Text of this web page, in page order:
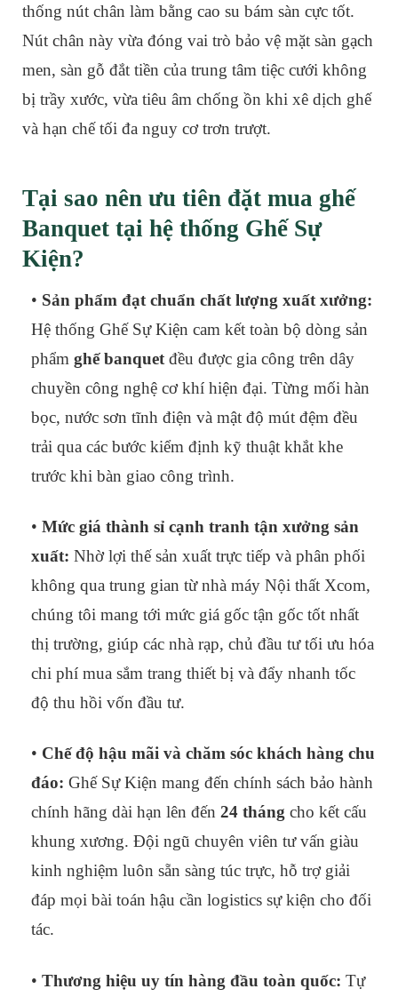
thống nút chân làm bằng cao su bám sàn cực tốt.
Nút chân này vừa đóng vai trò bảo vệ mặt sàn gạch
men, sàn gỗ đắt tiền của trung tâm tiệc cưới không
bị trầy xước, vừa tiêu âm chống ồn khi xê dịch ghế
và hạn chế tối đa nguy cơ trơn trượt.
Tại sao nên ưu tiên đặt mua ghế
Banquet tại hệ thống Ghế Sự
Kiện?
• Sản phẩm đạt chuẩn chất lượng xuất xưởng:
Hệ thống Ghế Sự Kiện cam kết toàn bộ dòng sản
phẩm ghế banquet đều được gia công trên dây
chuyền công nghệ cơ khí hiện đại. Từng mối hàn
bọc, nước sơn tĩnh điện và mật độ mút đệm đều
trải qua các bước kiểm định kỹ thuật khắt khe
trước khi bàn giao công trình.
• Mức giá thành sỉ cạnh tranh tận xưởng sản
xuất: Nhờ lợi thế sản xuất trực tiếp và phân phối
không qua trung gian từ nhà máy Nội thất Xcom,
chúng tôi mang tới mức giá gốc tận gốc tốt nhất
thị trường, giúp các nhà rạp, chủ đầu tư tối ưu hóa
chi phí mua sắm trang thiết bị và đẩy nhanh tốc
độ thu hồi vốn đầu tư.
• Chế độ hậu mãi và chăm sóc khách hàng chu
đáo: Ghế Sự Kiện mang đến chính sách bảo hành
chính hãng dài hạn lên đến 24 tháng cho kết cấu
khung xương. Đội ngũ chuyên viên tư vấn giàu
kinh nghiệm luôn sẵn sàng túc trực, hỗ trợ giải
đáp mọi bài toán hậu cần logistics sự kiện cho đối
tác.
• Thương hiệu uy tín hàng đầu toàn quốc: Tự